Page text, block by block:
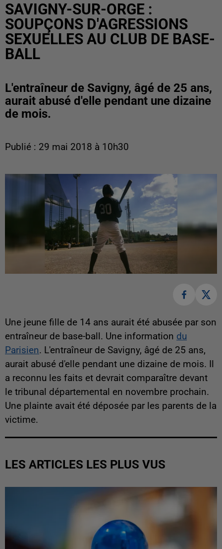
SAVIGNY-SUR-ORGE :
SOUPÇONS D'AGRESSIONS
SEXUELLES AU CLUB DE BASE-
BALL
L'entraîneur de Savigny, âgé de 25 ans,
aurait abusé d'elle pendant une dizaine
de mois.
Publié : 29 mai 2018 à 10h30
Une jeune fille de 14 ans aurait été abusée par son
entraîneur de base-ball. Une information du
Parisien. L'entraîneur de Savigny, âgé de 25 ans,
aurait abusé d'elle pendant une dizaine de mois. Il
a reconnu les faits et devrait comparaître devant
le tribunal départemental en novembre prochain.
Une plainte avait été déposée par les parents de la
victime.
LES ARTICLES LES PLUS VUS